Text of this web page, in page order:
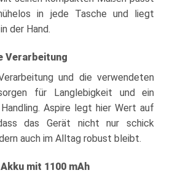
in jede Tasche und liegt
der Hand.
Verarbeitung
und die verwendeten
für Langlebigkeit und ein
Aspire legt hier Wert auf
das Gerät nicht nur schick
auch im Alltag robust bleibt.
mit 1100 mAh